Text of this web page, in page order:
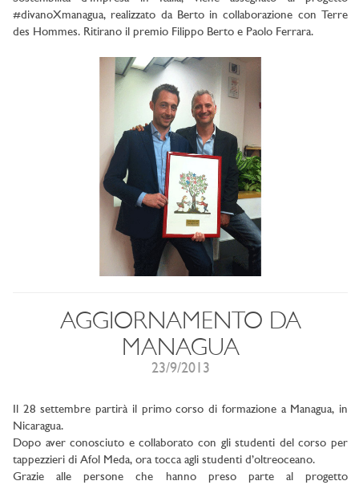
#divanoXmanagua, realizzato da Berto in collaborazione con Terre
des Hommes. Ritirano il premio Filippo Berto e Paolo Ferrara.
AGGIORNAMENTO DA
MANAGUA
23/9/2013
Il 28 settembre partirà il primo corso di formazione a Managua, in
Nicaragua.
Dopo aver conosciuto e collaborato con gli studenti del corso per
tappezzieri di Afol Meda, ora tocca agli studenti d’oltreoceano.
Grazie alle persone che hanno preso parte al progetto